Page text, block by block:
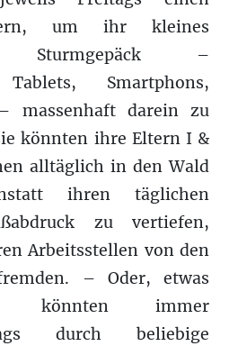
um ihr kleines
Sturmgepäck –
Smartphons,
massenhaft darein zu
könnten ihre Eltern I &
alltäglich in den Wald
ihren täglichen
zu vertiefen,
Arbeitsstellen von den
– Oder, etwas
könnten immer
durch beliebige